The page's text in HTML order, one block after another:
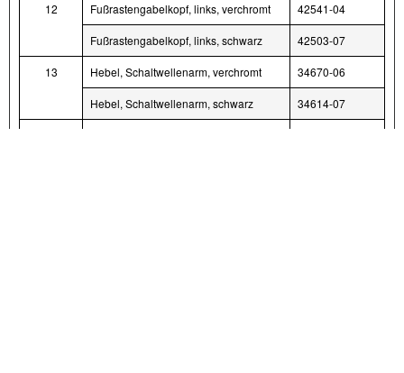
12 Fußrastengabelkopf, links, verchromt 42541-04
Fußrastengabelkopf, links, schwarz 42503-07
13 Hebel, Schaltwellenarm, verchromt 34670-06
Hebel, Schaltwellenarm, schwarz 34614-07